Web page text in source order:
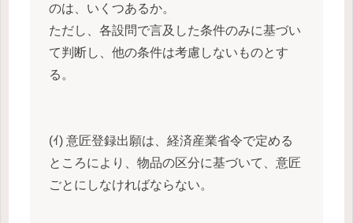
のは、いくつあるか。
ただし、各設問で言及した条件のみに基づい
て判断し、他の条件は考慮しないものとす
る。
(ｲ) 意匠登録出願は、経済産業省令で定める
ところにより、物品の区分に基づいて、意匠
ごとにしなければならない。